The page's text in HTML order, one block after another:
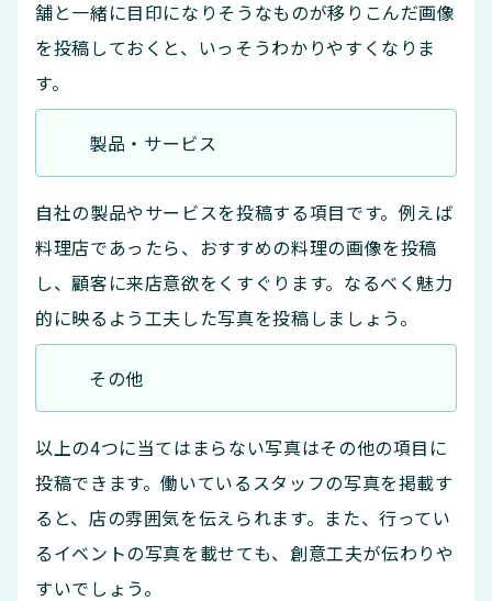
舗と一緒に目印になりそうなものが移りこんだ画像
を投稿しておくと、いっそうわかりやすくなりま
す。
製品・サービス
自社の製品やサービスを投稿する項目です。例えば
料理店であったら、おすすめの料理の画像を投稿
し、顧客に来店意欲をくすぐります。なるべく魅力
的に映るよう工夫した写真を投稿しましょう。
その他
以上の4つに当てはまらない写真はその他の項目に
投稿できます。働いているスタッフの写真を掲載す
ると、店の雰囲気を伝えられます。また、行ってい
るイベントの写真を載せても、創意工夫が伝わりや
すいでしょう。